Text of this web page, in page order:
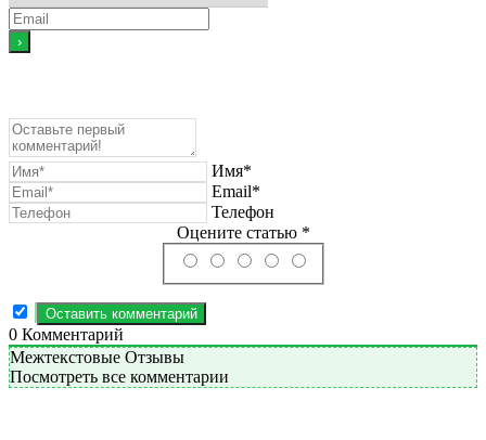
Имя*
Email*
Телефон
Оцените статью *
0 Комментарий
Межтекстовые Отзывы
Посмотреть все комментарии